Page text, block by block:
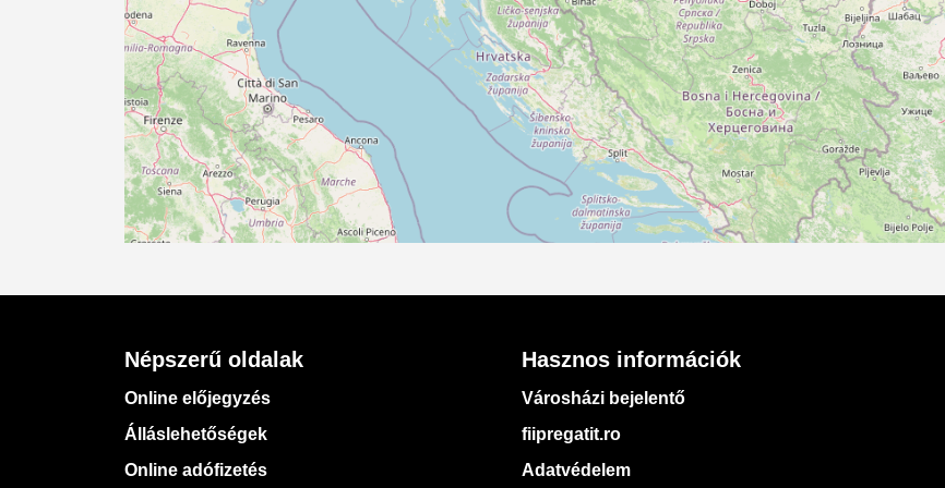
Népszerű oldalak
Online előjegyzés
Álláslehetőségek
Online adófizetés
Hasznos információk
Városházi bejelentő
fiipregatit.ro
Adatvédelem